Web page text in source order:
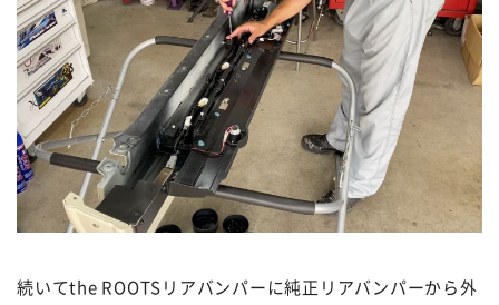
続いてthe ROOTSリアバンパーに純正リアバンパーから外